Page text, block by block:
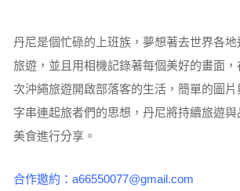
丹尼是個忙碌的上班族，夢想著去世界各地
旅遊，並且用相機記錄著每個美好的畫面，
次沖繩旅遊開啟部落客的生活，簡單的圖片
字串連起旅者們的思想，丹尼將持續旅遊與
美食進行分享。
合作邀約：a66550077@gmail.com